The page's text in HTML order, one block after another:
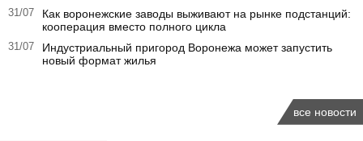
31/07
Как воронежские заводы выживают на рынке подстанций:
кооперация вместо полного цикла
31/07
Индустриальный пригород Воронежа может запустить
новый формат жилья
все новости